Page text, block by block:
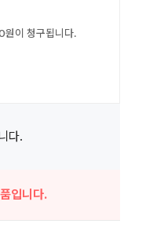
이 청구됩니다.
다.
입니다.